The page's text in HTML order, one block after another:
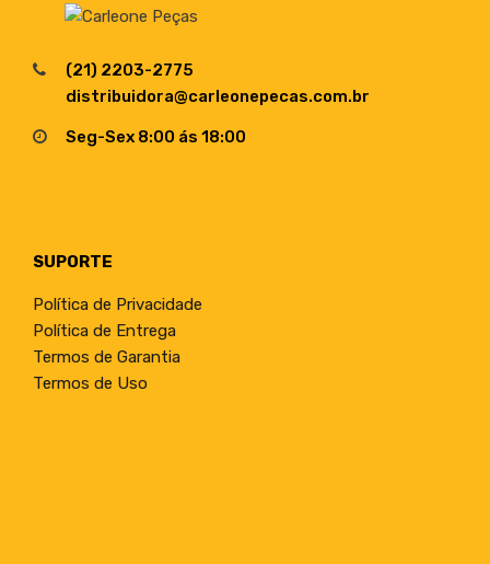
(21) 2203-2775
distribuidora@carleonepecas.com.br
Seg-Sex 8:00 ás 18:00
SUPORTE
Política de Privacidade
Política de Entrega
Termos de Garantia
Termos de Uso